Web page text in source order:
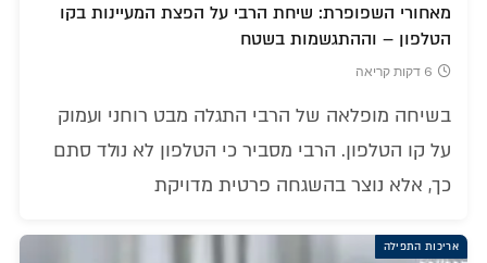
מאחורי השפופרת: שיחת הרבי על הפצת המעיינות בקו
הטלפון – וההתגשמות בשטח
6 דקות קריאה
בשיחה מופלאה של הרבי התגלה מבט רוחני ועמוק
על קו הטלפון. הרבי מסביר כי הטלפון לא נולד סתם
כך, אלא נוצר בהשגחה פרטית מדויקת
אריכות התפילה